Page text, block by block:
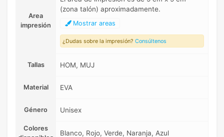
Area
impresión
(zona talón) aproximadamente.
Mostrar areas
¿Dudas sobre la impresión? Consúltenos
Tallas HOM, MUJ
Material EVA
Género Unisex
Colores
Blanco, Rojo, Verde, Naranja, Azul